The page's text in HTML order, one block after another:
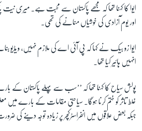
ایوا کا کہنا تھا کہ مجھے پاکستان سے محبت ہے۔ میری
اور یوم آزادی کی خوشیاں منانے کی تھی۔
ایوا زو بیک نے کہا کہ پی آئی اے کی ملازم نہیں،
انہیں ہائیر کیا تھا۔
پولش سیاح کا کہنا تھا کہ ’’سب سے پہلے پاکستان کے بارے
غلط تاثر کو ختم کرنا ہوگا۔ سیاحتی مقامات کے بارے میں
جبکہ بعض علاقوں میں انفراسٹرکچر پر زیادہ توجہ دینے کی